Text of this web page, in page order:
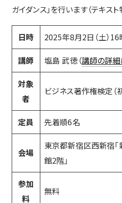
ガイダンス」を行います（テキスト
日時
2025年8月2日（土）16
講師
塩島 武徳（講師の詳細
対象
者
ビジネス著作権検定
定員 先着順6名
会場
東京都新宿区西新宿「
館2階」
参加
料
無料